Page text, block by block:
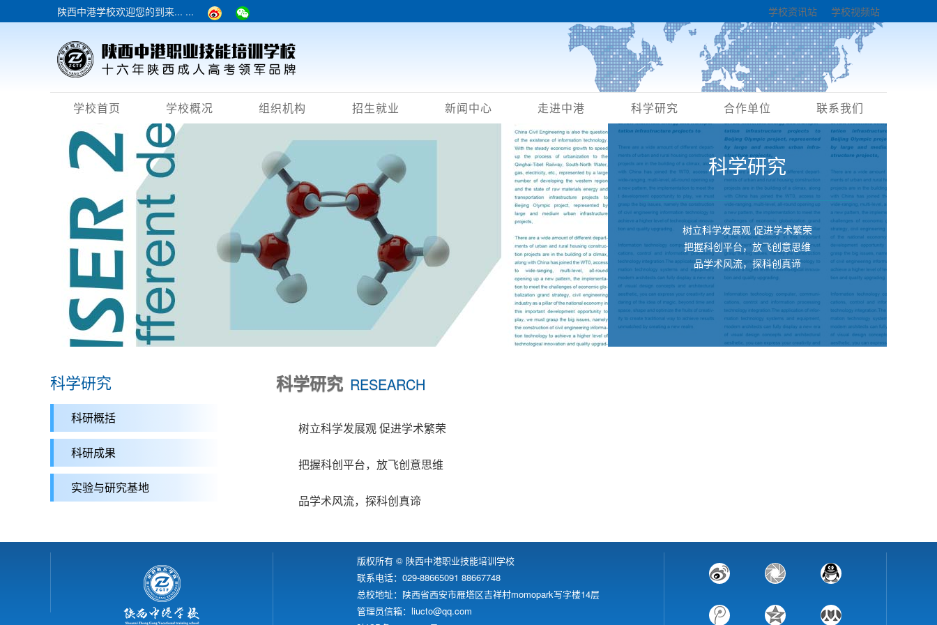
陕西中港学校欢迎您的到来... ... 学校资讯站 学校视频站
学校首页 学校概况 组织机构 招生就业 新闻中心 走进中港 科学研究 合作单位 联系我们
科学研究
树立科学发展观 促进学术繁荣
把握科创平台，放飞创意思维
品学术风流，探科创真谛
科学研究
科研概括
科研成果
实验与研究基地
科学研究 RESEARCH
树立科学发展观 促进学术繁荣
把握科创平台，放飞创意思维
品学术风流，探科创真谛
版权所有 © 陕西中港职业技能培训学校
联系电话：029-88665091 88667748
总校地址：陕西省西安市雁塔区吉祥村momopark写字楼14层
管理员信箱：liucto@qq.com